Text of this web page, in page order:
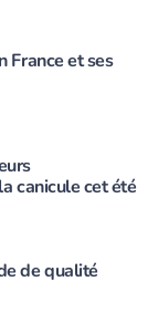
France et ses
canicule cet été
de qualité